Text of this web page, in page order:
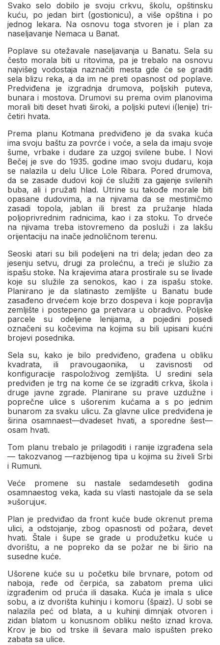
Svako selo dobilo je svoju crkvu, školu, opštinsku
kuću, po jedan birt (gostionicu), a više opština i po
jednog lekara. Na osnovu toga stvoren je i plan za
naseljavanje Nemaca u Banat.
Poplave su otežavale naseljavanja u Banatu. Sela su
često morala biti u ritovima, pa je trebalo na osnovu
najvišeg vodostaja naznačiti mesta gde će se graditi
sela blizu reka, a da im ne preti opasnost od poplave.
Predviđena je izgradnja drumova, poljskih puteva,
bunara i mostova. Drumovi su prema ovim planovima
morali biti deset hvati široki, a poljski putevi i(lenije) tri-
četiri hvata.
Prema planu Kotmana predviđeno je da svaka kuća
ima svoju baštu za povrće i voće, a sela da imaju svoje
šume, vrbake i dudare za uzgoj svilene bube. I Novi
Bečej je sve do 1935. godine imao svoju dudaru, koja
se nalazila u delu Ulice Lole Ribara. Pored drumova,
da se zasade dudovi koji će služiti za gajenje svilenih
buba, ali i pružati hlad. Utrine su takođe morale biti
opasane dudovima, a na njivama da se mestimičmo
zasadi topola, jablan ili brest za pružanje hlada
poljoprivrednim radnicima, kao i za stoku. To drveće
na njivama treba istovremeno da posluži i za lakšu
orijentaciju na inače jednoličnom terenu.
Seoski atari su bili podeljeni na tri dela; jedan deo za
jesenju setvu, drugi za prolećnu, a treći je služio za
ispašu stoke. Na krajevima atara prostirale su se livade
koje su služile za senokos, kao i za ispašu stoke.
Planirano je da slatinasto zemljište u Banatu bude
zasađeno drvećem koje brzo dospeva i koje popravlja
zemljište i postepeno ga pretvara u obradivo. Poljske
parcele su odeljene lenijama, a pojedini posedi
označeni su kočevima na kojima su bili upisani kućni
brojevi posednika.
Sela su, kako je bilo predviđeno, građena u obliku
kvadrata, ili pravougaonika, u zavisnosti od
konfiguracije raspoloživog zemljišta. U sredini sela
predviđen je trg na kome će se izgraditi crkva, škola i
druge javne zgrade. Planirane su prave uzdužne i
poprečne ulice s ušorenim kućama a s po jednim
bunarom za svaku ulicu. Za glavne ulice predviđena je
širina osamnaest—dvadeset hvati, a sporedne šest—
osam hvati.
Tom planu trebalo je prilagoditi i ranije izgrađena sela
— takozvanog —razbijenog tipa u kojima su živeli Srbi
i Rumuni.
Veće promene su nastale sedamdesetih godina
osamnaestog veka, kada su vlasti nastojale da se sela
»ušoruju«.
Plan je predviđao da front kuće bude okrenut prema
ulici, a odstojanje, zbog opasnosti od požara, devet
hvati. Štale i šupe se grade u produžetku kuće u
dvorištu, a ne popreko da se požar ne bi širio na
susedne kuće.
Ušorene kuće su u početku bile brvnare, potom od
naboja, ređe od čerpića, sa zabatom prema ulici
izgrađenim od pruća ili dasaka. Kuća je imala s ulice
sobu, a iz dvorišta kuhinju i komoru (špaiz). U sobi se
nalazila peć od blata, a u kuhinji dimnjak otvoren i
zidan blatom u konusnom obliku nešto iznad krova.
Krov je bio od trske ili ševara malo ispušten preko
zabata sa ulice.